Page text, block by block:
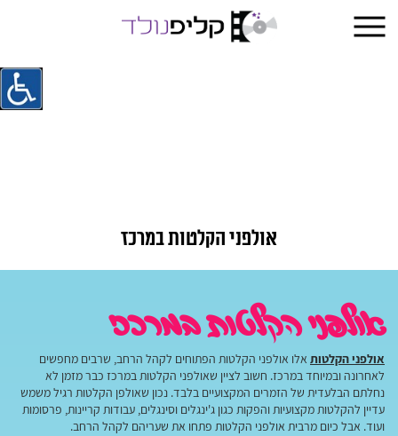
אולפני הקלטות במרכז
אולפני הקלטות במרכז
אולפני הקלטות אלו אולפני הקלטות הפתוחים לקהל הרחב, שרבים מחפשים
לאחרונה ובמיוחד במרכז. חשוב לציין שאולפני הקלטות במרכז כבר מזמן לא
נחלתם הבלעדית של הזמרים המקצועיים בלבד. נכון שאולפן הקלטות רגיל משמש
עדיין להקלטות מקצועיות והפקות כגון ג'ינגלים וסינגלים, עבודות קריינות, פרסומות
ועוד. אבל כיום מרבית אולפני הקלטות פתחו את שעריהם לקהל הרחב.